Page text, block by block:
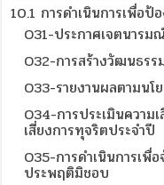
10.1 การดำเนินการเพื่อป้
O31-ประกาศเจตนา
O32-การสร้างวัฒนธ
O33-รายงานผลตามน
O34-การประเมินความ
เสี่ยงการทุจริตประจำปี
O35-การดำเนินการเพื่
ประพฤติมิชอบ